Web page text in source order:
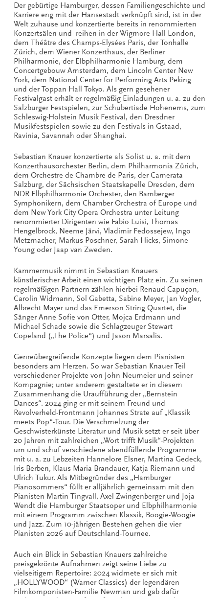
Der gebürtige Hamburger, dessen Familiengeschichte und
Karriere eng mit der Hansestadt verknüpft sind, ist in der
Welt zuhause und konzertierte bereits in renommierten
Konzertsälen und -reihen in der Wigmore Hall London,
dem Théâtre des Champs-Elysées Paris, der Tonhalle
Zürich, dem Wiener Konzerthaus, der Berliner
Philharmonie, der Elbphilharmonie Hamburg, dem
Concertgebouw Amsterdam, dem Lincoln Center New
York, dem National Center for Performing Arts Peking
und der Toppan Hall Tokyo. Als gern gesehener
Festivalgast erhält er regelmäßig Einladungen u. a. zu den
Salzburger Festspielen, zur Schubertiade Hohenems, zum
Schleswig-Holstein Musik Festival, den Dresdner
Musikfestspielen sowie zu den Festivals in Gstaad,
Ravinia, Savannah oder Shanghai.
Sebastian Knauer konzertierte als Solist u. a. mit dem
Konzerthausorchester Berlin, dem Philharmonia Zürich,
dem Orchestre de Chambre de Paris, der Camerata
Salzburg, der Sächsischen Staatskapelle Dresden, dem
NDR Elbphilharmonie Orchester, den Bamberger
Symphonikern, dem Chamber Orchestra of Europe und
dem New York City Opera Orchestra unter Leitung
renommierter Dirigenten wie Fabio Luisi, Thomas
Hengelbrock, Neeme Järvi, Vladimir Fedossejew, Ingo
Metzmacher, Markus Poschner, Sarah Hicks, Simone
Young oder Jaap van Zweden.
Kammermusik nimmt in Sebastian Knauers
künstlerischer Arbeit einen wichtigen Platz ein. Zu seinen
regelmäßigen Partnern zählen hierbei Renaud Capuçon,
Carolin Widmann, Sol Gabetta, Sabine Meyer, Jan Vogler,
Albrecht Mayer und das Emerson String Quartet, die
Sänger Anne Sofie von Otter, Mojca Erdmann und
Michael Schade sowie die Schlagzeuger Stewart
Copeland („The Police“) und Jason Marsalis.
Genreübergreifende Konzepte liegen dem Pianisten
besonders am Herzen. So war Sebastian Knauer Teil
verschiedener Projekte von John Neumeier und seiner
Kompagnie; unter anderem gestaltete er in diesem
Zusammenhang die Uraufführung der „Bernstein
Dances“. 2024 ging er mit seinem Freund und
Revolverheld-Frontmann Johannes Strate auf „Klassik
meets Pop“-Tour. Die Verschmelzung der
Geschwisterkünste Literatur und Musik setzt er seit über
20 Jahren mit zahlreichen „Wort trifft Musik“-Projekten
um und schuf verschiedene abendfüllende Programme
mit u. a. zu Lebzeiten Hannelore Elsner, Martina Gedeck,
Iris Berben, Klaus Maria Brandauer, Katja Riemann und
Ulrich Tukur. Als Mitbegründer des „Hamburger
Pianosommers“ füllt er alljährlich gemeinsam mit den
Pianisten Martin Tingvall, Axel Zwingenberger und Joja
Wendt die Hamburger Staatsoper und Elbphilharmonie
mit einem Programm zwischen Klassik, Boogie-Woogie
und Jazz. Zum 10-jährigen Bestehen gehen die vier
Pianisten 2026 auf Deutschland-Tournee.
Auch ein Blick in Sebastian Knauers zahlreiche
preisgekrönte Aufnahmen zeigt seine Liebe zu
vielseitigem Repertoire: 2024 widmete er sich mit
„HOLLYWOOD“ (Warner Classics) der legendären
Filmkomponisten-Familie Newman und gab dafür